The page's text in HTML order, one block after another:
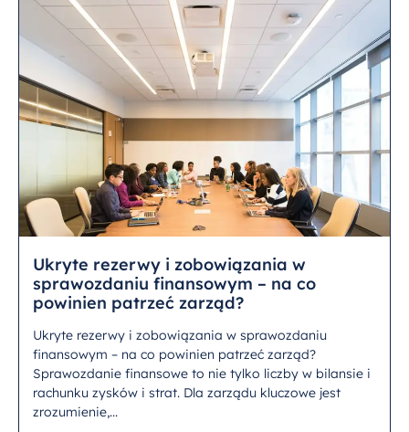
Ukryte rezerwy i zobowiązania w
sprawozdaniu finansowym – na co
powinien patrzeć zarząd?
Ukryte rezerwy i zobowiązania w sprawozdaniu
finansowym – na co powinien patrzeć zarząd?
Sprawozdanie finansowe to nie tylko liczby w bilansie i
rachunku zysków i strat. Dla zarządu kluczowe jest
zrozumienie,...